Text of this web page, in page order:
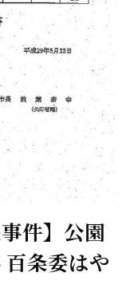
件】公園
百条委はや